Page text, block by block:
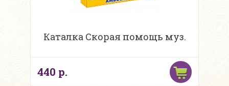
Каталка Скорая помощь муз.
440 р.